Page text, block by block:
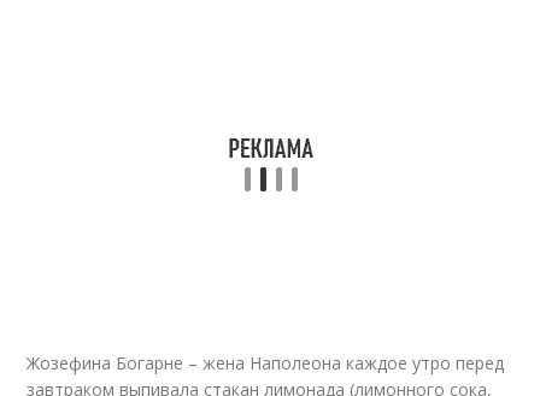
Жозефина Богарне – жена Наполеона каждое утро перед
завтраком выпивала стакан лимонада (лимонного сока,